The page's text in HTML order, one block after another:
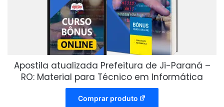
Apostila atualizada Prefeitura de Ji-Paraná –
RO: Material para Técnico em Informática
Comprar produto